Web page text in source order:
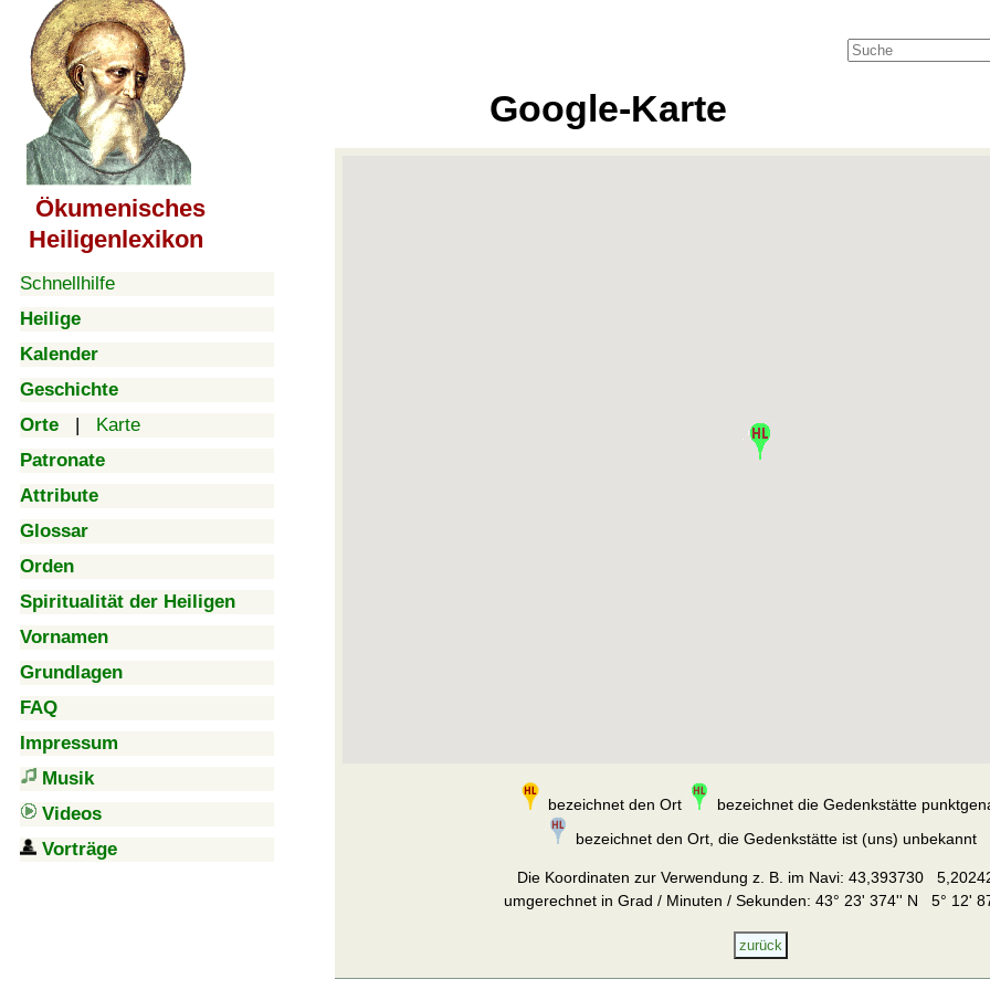
Ökumenisches
Heiligenlexikon
Schnellhilfe
Heilige
Kalender
Geschichte
Orte | Karte
Patronate
Attribute
Glossar
Orden
Spiritualität der Heiligen
Vornamen
Grundlagen
FAQ
Impressum
Musik
Videos
Vorträge
Google-Karte
bezeichnet den Ort
bezeichnet die Gedenkstätte
bezeichnet den Ort, die Gedenkstätte ist (uns) unbekannt
Die Koordinaten zur Verwendung z. B. im Navi: 43,393730
umgerechnet in Grad / Minuten / Sekunden: 43° 23' 374'' N 5° 12'